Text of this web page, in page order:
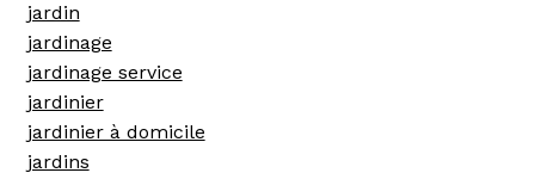
jardin
jardinage
jardinage service
jardinier
jardinier à domicile
jardins